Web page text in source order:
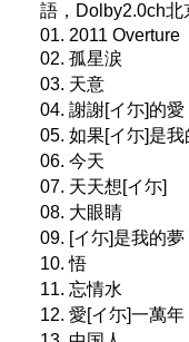
語，Dolby2.0ch北
01. 2011 Overture
02. 孤星涙
03. 天意
04. 謝謝[イ尓]的愛
05. 如果[イ尓]是我
06. 今天
07. 天天想[イ尓]
08. 大眼睛
09. [イ尓]是我的夢
10. 悟
11. 忘情水
12. 愛[イ尓]一萬年